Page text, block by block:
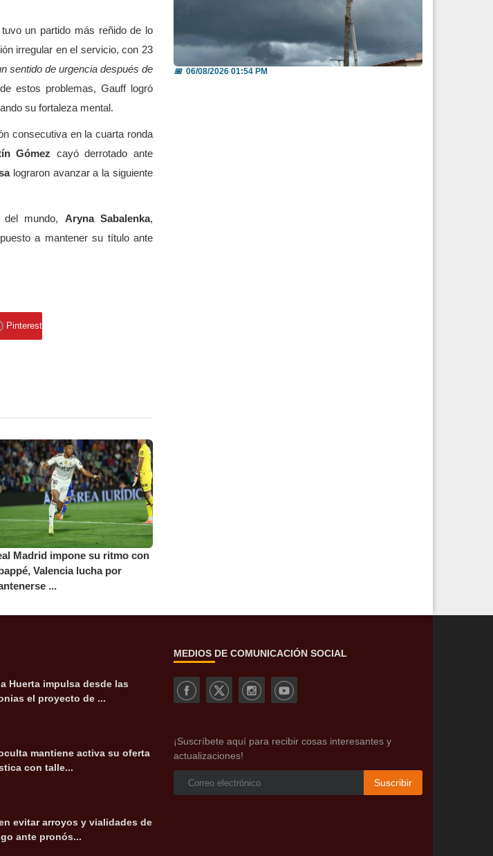
un partido más reñido de lo
irregular en el servicio, con 23
sentido de urgencia después de
estos problemas, Gauff logró
su fortaleza mental.
consecutiva en la cuarta ronda
Gómez cayó derrotado ante
lograron avanzar a la siguiente
mundo, Aryna Sabalenka,
a mantener su título ante
Pinterest
Madrid impone su ritmo con
Valencia lucha por
...
Piden evitar arroyos y vialidades de riesgo
ante pronós...
📅06/08/2026 01:54 PM
Huerta impulsa desde las
el proyecto de ...
mantiene activa su oferta
con talle...
evitar arroyos y vialidades de
ante pronós...
MEDIOS DE COMUNICACIÓN SOCIAL
¡Suscríbete aquí para recibir cosas interesantes y
actualizaciones!
Suscribir